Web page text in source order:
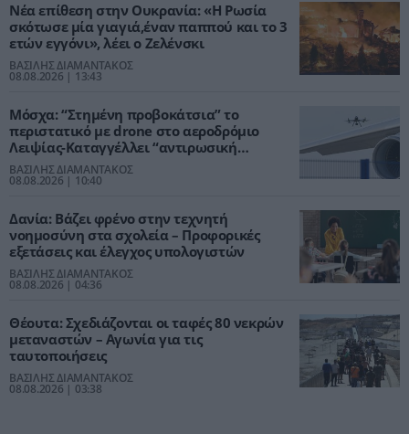
Νέα επίθεση στην Ουκρανία: «Η Ρωσία
σκότωσε μία γιαγιά,έναν παππού και το 3
ετών εγγόνι», λέει ο Ζελένσκι
ΒΑΣΙΛΗΣ ΔΙΑΜΑΝΤΑΚΟΣ
08.08.2026 | 13:43
Μόσχα: “Στημένη προβοκάτσια” το
περιστατικό με drone στο αεροδρόμιο
Λειψίας-Καταγγέλλει “αντιρωσική
υστερία”
ΒΑΣΙΛΗΣ ΔΙΑΜΑΝΤΑΚΟΣ
08.08.2026 | 10:40
Δανία: Βάζει φρένο στην τεχνητή
νοημοσύνη στα σχολεία – Προφορικές
εξετάσεις και έλεγχος υπολογιστών
ΒΑΣΙΛΗΣ ΔΙΑΜΑΝΤΑΚΟΣ
08.08.2026 | 04:36
Θέουτα: Σχεδιάζονται οι ταφές 80 νεκρών
μεταναστών – Αγωνία για τις
ταυτοποιήσεις
ΒΑΣΙΛΗΣ ΔΙΑΜΑΝΤΑΚΟΣ
08.08.2026 | 03:38